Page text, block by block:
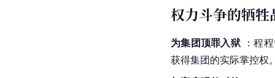
权力斗争的牺牲
为集团顶罪入狱 ：程程
获得集团的实际掌控权